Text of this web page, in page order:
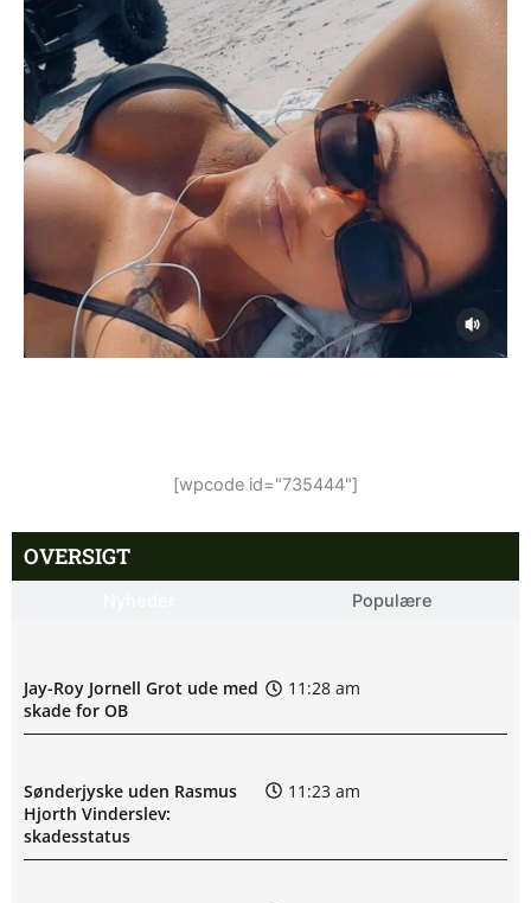
[wpcode id="735444"]
OVERSIGT
Populære
Jay-Roy Jornell Grot ude med
skade for OB
11:28 am
Sønderjyske uden Rasmus
Hjorth Vinderslev:
skadesstatus
11:23 am